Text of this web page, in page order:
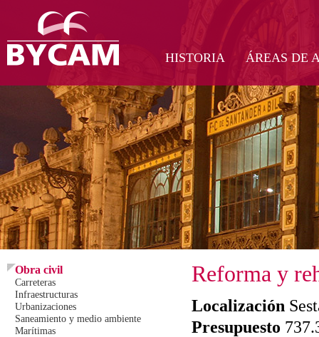
HISTORIA ÁREAS DE
Obra civil
Carreteras
Infraestructuras
Urbanizaciones
Saneamiento y medio ambiente
Marítimas
Reforma y
Localización
Presupuesto